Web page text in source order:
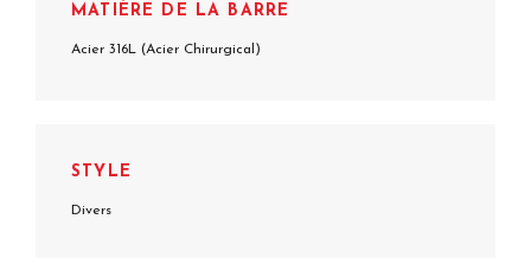
MATIÈRE DE LA BARRE
Acier 316L (Acier Chirurgical)
STYLE
Divers